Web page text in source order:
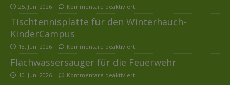
25. Juni 2026 Kommentare deaktiviert
Tischtennisplatte für den Winterhauch-
KinderCampus
18. Juni 2026 Kommentare deaktiviert
Flachwassersauger für die Feuerwehr
10. Juni 2026 Kommentare deaktiviert